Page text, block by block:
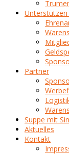
Partner
Suppe mit
Aktuelles
Kontakt